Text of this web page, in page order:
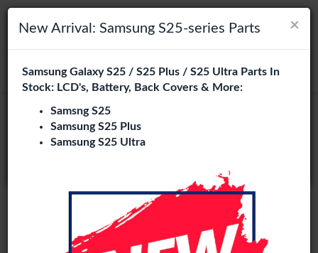
×
Wählen Sie Ihre Sprache
Es sieht so aus, als wären Sie in Vereinigte Staaten
Besuchen Sie
Navigation umschalten
suchen
Login
×
New Arrival: Samsung S25-series Parts
Samsung Galaxy S25 / S25 Plus / S25 Ultra Parts In
Stock: LCD's, Battery, Back Covers & More:
Samsng S25
Samsung S25 Plus
Samsung S25 Ultra